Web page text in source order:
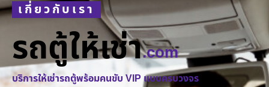
เกี่ยวกับเรา
รถตู้ให้เช่า.com
บริการให้เช่ารถตู้พร้อมคนขับ VIP แบบครบวงจร